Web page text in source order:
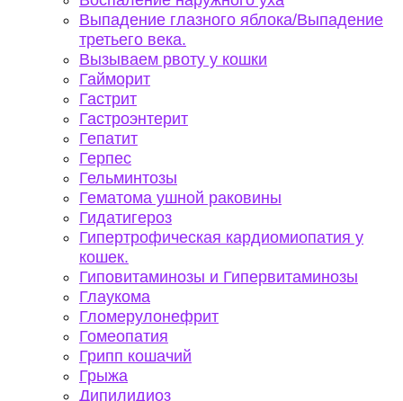
Выпадение глазного яблока/Выпадение
третьего века.
Вызываем рвоту у кошки
Гайморит
Гастрит
Гастроэнтерит
Гепатит
Герпес
Гельминтозы
Гематома ушной раковины
Гидатигероз
Гипертрофическая кардиомиопатия у
кошек.
Гиповитаминозы и Гипервитаминозы
Глаукома
Гломерулонефрит
Гомеопатия
Грипп кошачий
Грыжа
Дипилидиоз